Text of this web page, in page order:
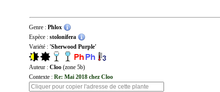
Genre : Phlox
Espèce : stolonifera
Variété : 'Sherwood Purple'
Auteur : Cloo (zone 5b)
Contexte : Re: Mai 2018 chez Cloo